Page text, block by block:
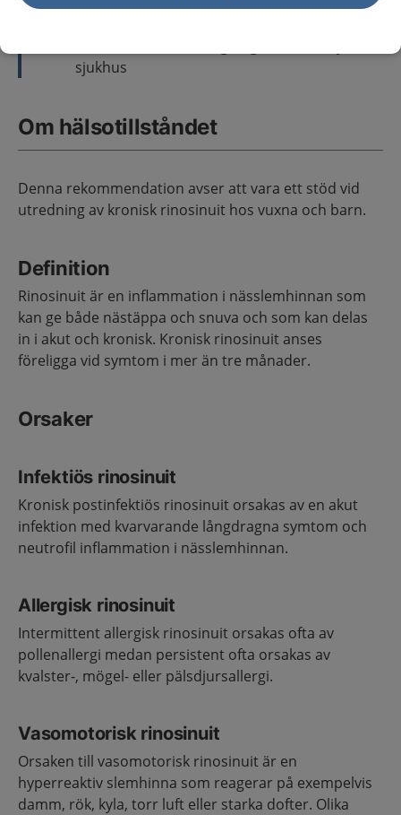
sjukhus
Om hälsotillståndet
Denna rekommendation avser att vara ett stöd vid
utredning av kronisk rinosinuit hos vuxna och barn.
Definition
Rinosinuit är en inflammation i nässlemhinnan som
kan ge både nästäppa och snuva och som kan delas
in i akut och kronisk. Kronisk rinosinuit anses
föreligga vid symtom i mer än tre månader.
Orsaker
Infektiös rinosinuit
Kronisk postinfektiös rinosinuit orsakas av en akut
infektion med kvarvarande långdragna symtom och
neutrofil inflammation i nässlemhinnan.
Allergisk rinosinuit
Intermittent allergisk rinosinuit orsakas ofta av
pollenallergi medan persistent ofta orsakas av
kvalster-, mögel- eller pälsdjursallergi.
Vasomotorisk rinosinuit
Orsaken till vasomotorisk rinosinuit är en
hyperreaktiv slemhinna som reagerar på exempelvis
damm, rök, kyla, torr luft eller starka dofter. Olika